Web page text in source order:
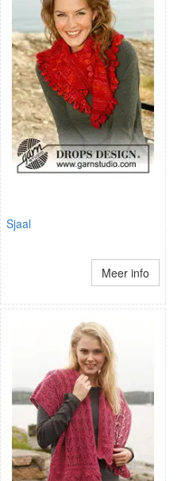
Sjaal
Meer info